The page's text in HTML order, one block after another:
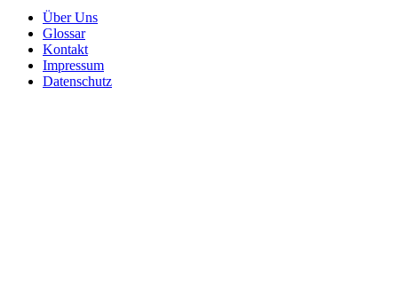
Über Uns
Glossar
Kontakt
Impressum
Datenschutz